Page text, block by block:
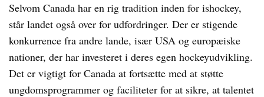
Selvom Canada har en rig tradition inden for ishockey,
står landet også over for udfordringer. Der er stigende
konkurrence fra andre lande, især USA og europæiske
nationer, der har investeret i deres egen hockeyudvikling.
Det er vigtigt for Canada at fortsætte med at støtte
ungdomsprogrammer og faciliteter for at sikre, at talentet